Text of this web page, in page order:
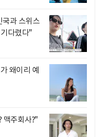
국과 스위스
다렸다"
왜이리 예
맥주회사?"